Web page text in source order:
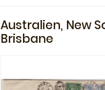
Australien, New
Brisbane